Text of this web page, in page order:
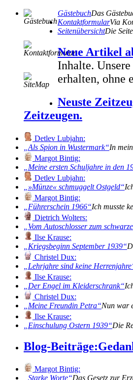
GästebuchDas
KontaktformularVia
SeitenübersichtDie
Neue Artikel
Inhalte.
erhalten, ohne
Neuste
Zeitzeugen.
Detlev Lubjahn:
Als Spion in Wustermark In
Margot Bintig:
Meine ersten Schuljahre in den
Detlev Lubjahn:
»Münze« schmuggelt Ostgeld
Margot Bintig:
Führerschein 1966 Ich musste
Dietrich Wolters:
Vom Autoschlosser zum
Ilse Krause:
Kriegsbeginn September 1939
Christel Dux:
Lehrjahre sind keine Herrenjahre
Ilse Krause:
Der Engel im Kleiderschrank
Christel Dux:
Meine Freundin Petra Nun war
Ilse Krause:
Einschulung Ostern 1939 Die
Blog-Beiträge:
Margot Bintig:
Starke Worte Das Gesetz zur